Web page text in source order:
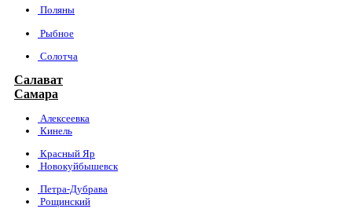
Поляны
Рыбное
Солотча
Салават
Самара
Алексеевка
Кинель
Красный Яр
Новокуйбышевск
Петра-Дубрава
Рощинский